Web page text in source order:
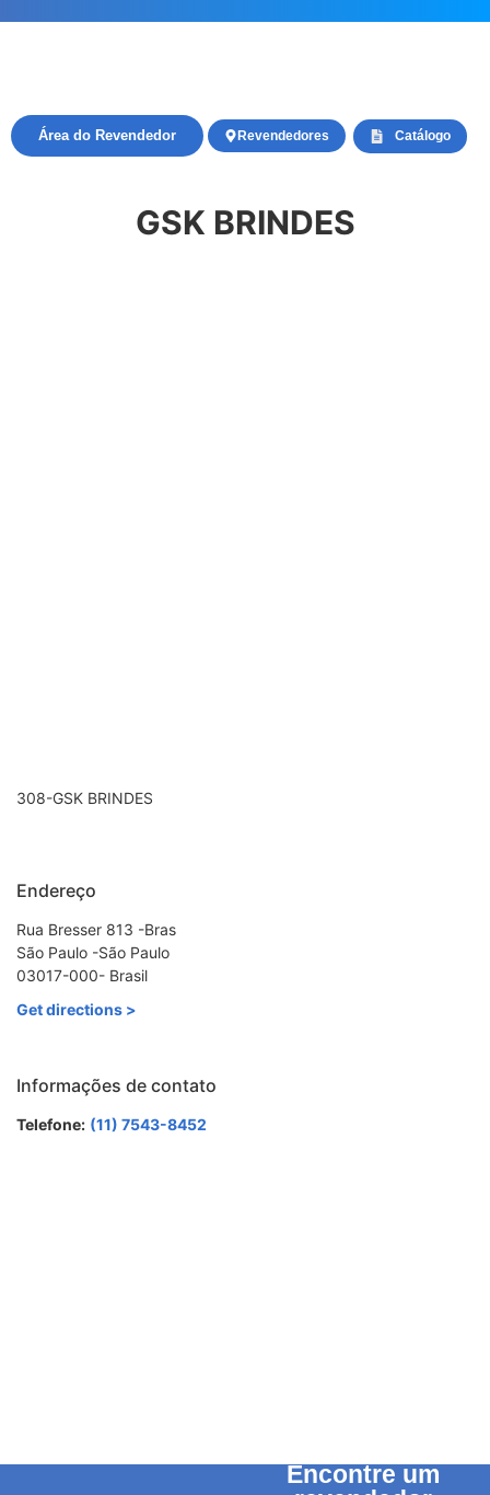
Catálogo
Revendedores
Área do Revendedor
GSK BRINDES
308-GSK BRINDES
Endereço
Rua Bresser 813 -Bras
São Paulo -São Paulo
03017-000- Brasil
Get directions >
Informações de contato
Telefone: (11) 7543-8452
Encontre um